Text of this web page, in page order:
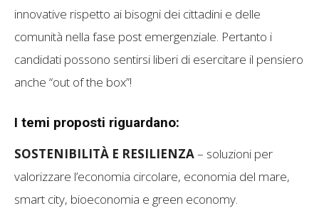
innovative rispetto ai bisogni dei cittadini e delle
comunità nella fase post emergenziale. Pertanto i
candidati possono sentirsi liberi di esercitare il pensiero
anche “out of the box”!
I temi proposti riguardano:
SOSTENIBILITÀ E RESILIENZA– soluzioni per
valorizzare l’economia circolare, economia del mare,
smart city, bioeconomia e green economy.